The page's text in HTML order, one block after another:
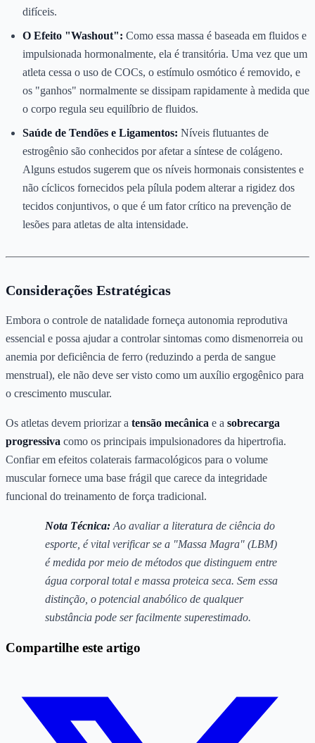
difíceis.
O Efeito "Washout": Como essa massa é baseada em fluidos e
impulsionada hormonalmente, ela é transitória. Uma vez que um
atleta cessa o uso de COCs, o estímulo osmótico é removido, e
os "ganhos" normalmente se dissipam rapidamente à medida que
o corpo regula seu equilíbrio de fluidos.
Saúde de Tendões e Ligamentos: Níveis flutuantes de
estrogênio são conhecidos por afetar a síntese de colágeno.
Alguns estudos sugerem que os níveis hormonais consistentes e
não cíclicos fornecidos pela pílula podem alterar a rigidez dos
tecidos conjuntivos, o que é um fator crítico na prevenção de
lesões para atletas de alta intensidade.
Considerações Estratégicas
Embora o controle de natalidade forneça autonomia reprodutiva
essencial e possa ajudar a controlar sintomas como dismenorreia ou
anemia por deficiência de ferro (reduzindo a perda de sangue
menstrual), ele não deve ser visto como um auxílio ergogênico para
o crescimento muscular.
Os atletas devem priorizar a tensão mecânica e a sobrecarga
progressiva como os principais impulsionadores da hipertrofia.
Confiar em efeitos colaterais farmacológicos para o volume
muscular fornece uma base frágil que carece da integridade
funcional do treinamento de força tradicional.
Nota Técnica: Ao avaliar a literatura de ciência do
esporte, é vital verificar se a "Massa Magra" (LBM)
é medida por meio de métodos que distinguem entre
água corporal total e massa proteica seca. Sem essa
distinção, o potencial anabólico de qualquer
substância pode ser facilmente superestimado.
Compartilhe este artigo